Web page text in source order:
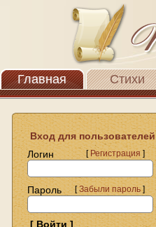
Главная Стихи
Вход для пользователей
Логин
[Регистрация]
Пароль [Забыли пароль]